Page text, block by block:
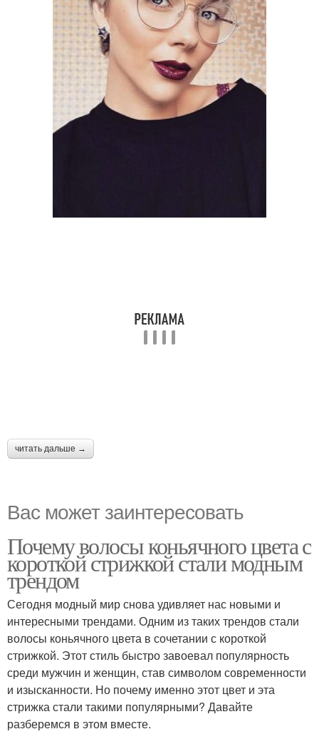
читать дальше →
Вас может заинтересовать
Почему волосы коньячного цвета с
короткой стрижкой стали модным
трендом
Сегодня модный мир снова удивляет нас новыми и
интересными трендами. Одним из таких трендов стали
волосы коньячного цвета в сочетании с короткой
стрижкой. Этот стиль быстро завоевал популярность
среди мужчин и женщин, став символом современности
и изысканности. Но почему именно этот цвет и эта
стрижка стали такими популярными? Давайте
разберемся в этом вместе.